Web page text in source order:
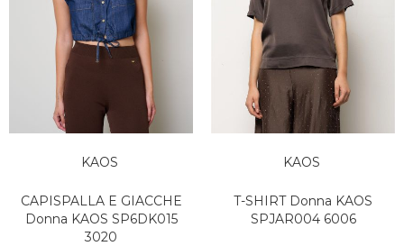
KAOS
CAPISPALLA E GIACCHE
Donna KAOS SP6DK015
3020
KAOS
T-SHIRT Donna KAOS
SPJAR004 6006